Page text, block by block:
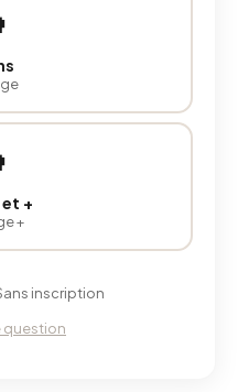
et +
+
inscription
question